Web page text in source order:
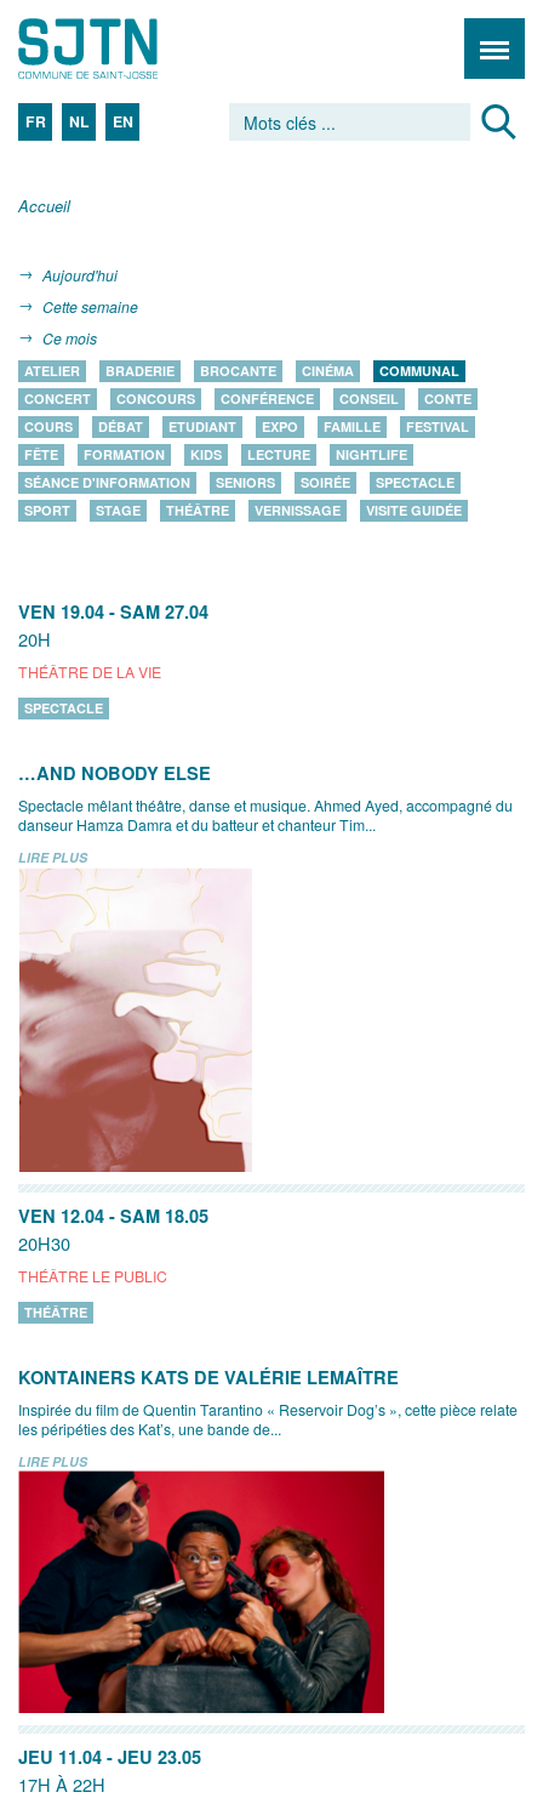
FR NL EN
Accueil
Aujourd'hui
Cette semaine
Ce mois
ATELIER BRADERIE BROCANTE CINÉMA
COMMUNAL
CONCERT
CONCOURS CONFÉRENCE CONSEIL
CONTE
COURS
DÉBAT ETUDIANT EXPO FAMILLE
FESTIVAL
FÊTE
FORMATION KIDS LECTURE
NIGHTLIFE
SÉANCE D'INFORMATION
SENIORS SOIRÉE
SPECTACLE
SPORT
STAGE THÉÂTRE VERNISSAGE VISITE GUIDÉE
VEN 19.04 - SAM 27.04
20H
THÉÂTRE DE LA VIE
SPECTACLE
…AND NOBODY ELSE
Spectacle mêlant théâtre, danse et musique. Ahmed Ayed, accompagné du
danseur Hamza Damra et du batteur et chanteur Tim...
LIRE PLUS
VEN 12.04 - SAM 18.05
20H30
THÉÂTRE LE PUBLIC
THÉÂTRE
KONTAINERS KATS DE VALÉRIE LEMAÎTRE
Inspirée du film de Quentin Tarantino « Reservoir Dog’s », cette pièce relate
les péripéties des Kat’s, une bande de...
LIRE PLUS
JEU 11.04 - JEU 23.05
17H À 22H